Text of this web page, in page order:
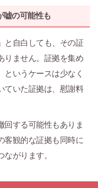
嘘の可能性も
と自白しても、その証
りません。証拠を集め
いうケースは少なく
ていた証拠は、慰謝料
回する可能性もありま
客観的な証拠も同時に
がります。